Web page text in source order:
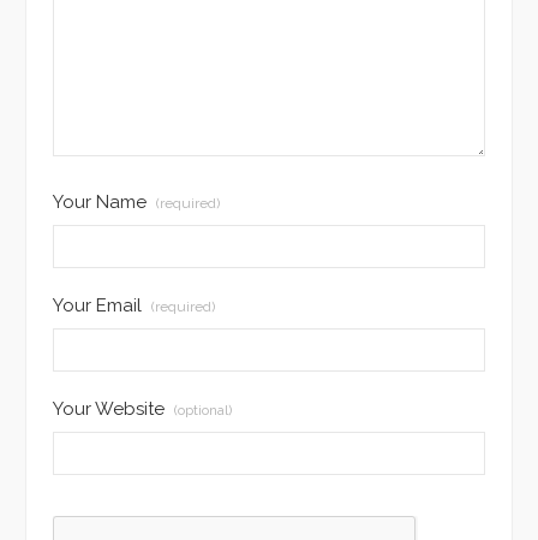
Your Name (required)
Your Email (required)
Your Website (optional)